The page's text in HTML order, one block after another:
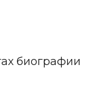
биографии